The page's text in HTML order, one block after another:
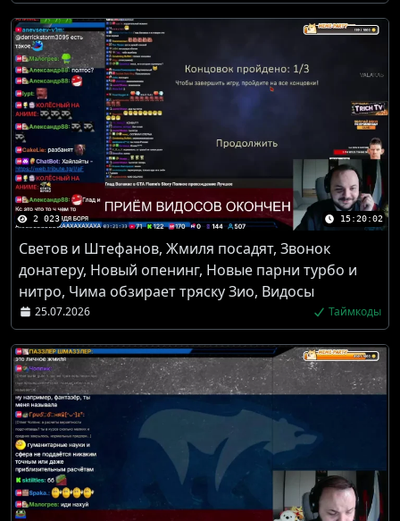
2 023 15:20:02
Светов и Штефанов, Жмиля посадят, Звонок
донатеру, Новый опенинг, Новые парни турбо и
нитро, Чима обзирает тряску Зио, Видосы
25.07.2026 Таймкоды